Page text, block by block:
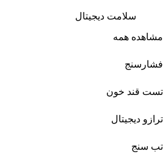
سلامت دیجیتال
مشاهده همه
فشارسنج
تست قند خون
ترازو دیجیتال
تب سنج